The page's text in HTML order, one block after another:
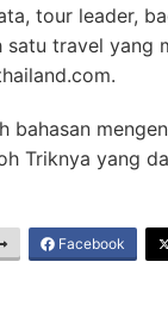
tour leader,
satu travel
bahasan
Triknya yang
Facebook